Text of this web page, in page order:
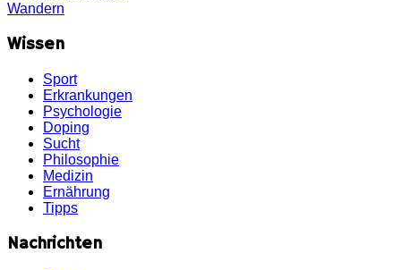
Wandern
Wissen
Sport
Erkrankungen
Psychologie
Doping
Sucht
Philosophie
Medizin
Ernährung
Tipps
Nachrichten